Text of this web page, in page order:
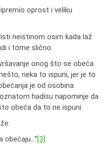
oprost i veliku
neistinom osim kada laž
i tome slično.
onog što se obeća.
neka to ispuni, jer je to
je od osobina
hadisu napominje da
obeća da to ne ispuni.
obećaju…”[3]